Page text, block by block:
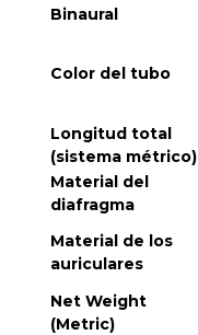
Binaural
Color del tubo
Longitud total
(sistema métrico)
Material del
diafragma
Material de los
auriculares
Net Weight
(Metric)